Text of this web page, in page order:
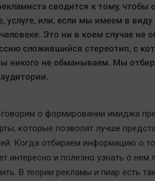
сводится к тому, чтобы
услуге, или, если мы имеем в
Это ни в коем случае не
сложившийся стереотип, с
никого не обманываем. Мы
о формировании имиджа
которые позволят лучше
Когда отбираем информацию о
интересно и полезно узнать о
В теории рекламы и пиар есть